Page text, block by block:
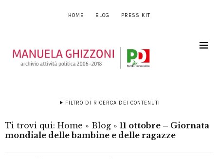
HOME BLOG PRESS KIT
FILTRO DI RICERCA DEI CONTENUTI
Ti trovi qui: Home » Blog » 11 ottobre – Giornata
mondiale delle bambine e delle ragazze